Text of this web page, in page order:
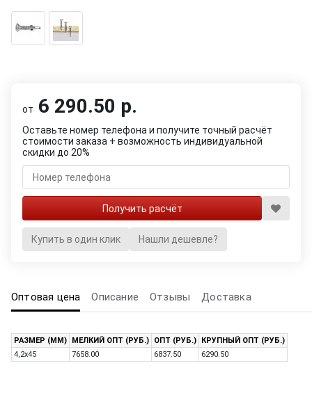
от 6 290.50 р.
Оставьте номер телефона и получите точный расчёт
стоимости заказа + возможность индивидуальной
скидки до 20%
Купить в один клик Нашли дешевле?
Оптовая цена Описание Отзывы Доставка
РАЗМЕР (ММ) МЕЛКИЙ ОПТ (РУБ.) ОПТ (РУБ.)
КРУПНЫЙ ОПТ (РУБ.)
4,2х45
7658.00 6837.50 6290.50